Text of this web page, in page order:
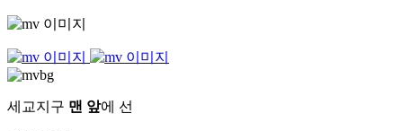
세교지구 맨 앞에 선